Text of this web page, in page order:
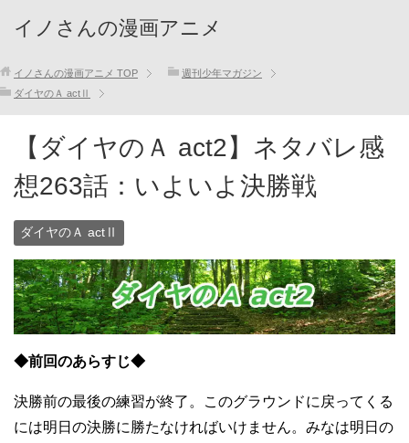
イノさんの漫画アニメ
イノさんの漫画アニメ TOP
週刊少年マガジン
ダイヤのＡ actⅡ
【ダイヤのＡ act2】ネタバレ感
想263話：いよいよ決勝戦
ダイヤのＡ actⅡ
◆前回のあらすじ◆
決勝前の最後の練習が終了。このグラウンドに戻ってくる
には明日の決勝に勝たなければいけません。みなは明日の